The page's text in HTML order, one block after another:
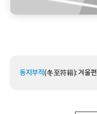
동지부적(冬至符籍): 겨울편